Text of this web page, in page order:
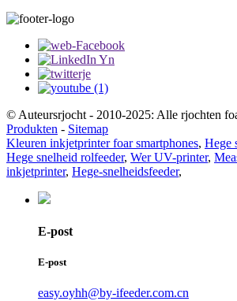
© Auteursrjocht - 2010-2025: Alle rjochten
Produkten - Sitemap
Kleuren inkjetprinter foar smartphones, Hege
Hege snelheid rolfeeder, Wer UV-printer,
inkjetprinter, Hege-snelheidsfeeder,
E-post
E-post
easy.oyhh@by-ifeeder.com.cn